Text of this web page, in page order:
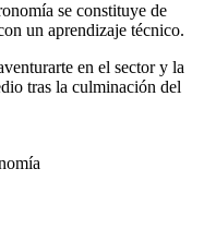
se constituye de
un aprendizaje técnico.
en el sector y la
tras la culminación del